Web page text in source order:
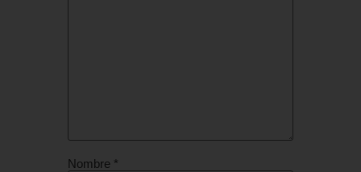
Nombre *